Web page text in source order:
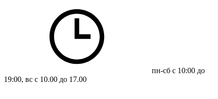
пн-сб с 10:00 до
19:00, вс с 10.00 до 17.00